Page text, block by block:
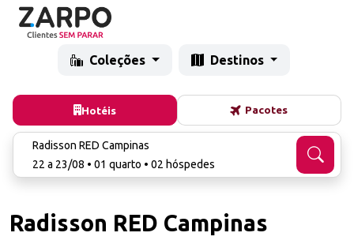
Coleções Destinos
Hotéis Pacotes
Radisson RED Campinas
22 a 23/08 • 01 quarto • 02 hóspedes
Radisson RED Campinas